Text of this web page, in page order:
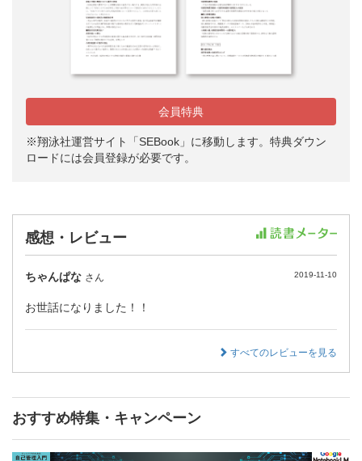
会員特典
※翔泳社運営サイト「SEBook」に移動します。特典ダウン
ロードには会員登録が必要です。
感想・レビュー
ちゃんぱな さん 2019-11-10
お世話になりました！！
すべてのレビューを見る
おすすめ特集・キャンペーン